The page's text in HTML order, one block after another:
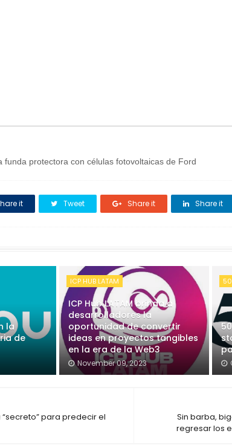
funda protectora con células fotovoltaicas de Ford
it Tweet Share it Share it
la
de
ICP HUB LATAM
ICP Hub LATAM brinda a
desarrolladores la
oportunidad de convertir
ideas en proyectos tangibles
en la era de la Web3
November 09, 2023
Sin barba,
regresar los
para predecir el